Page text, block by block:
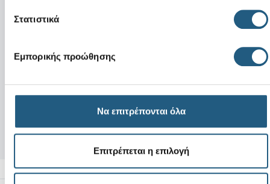
Στατιστικά
Εμπορικής προώθησης
Να επιτρέπονται όλα
Επιτρέπεται η επιλογή
Νέο